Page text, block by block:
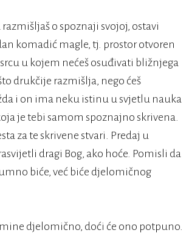
razmišljaš o spoznaji svojoj, ostavi
komadić magle, tj. prostor otvoren
u kojem nećeš osuđivati bližnjega
drukčije razmišlja, nego ćeš
i on ima neku istinu u svjetlu nauka
je tebi samom spoznajno skrivena.
za te skrivene stvari. Predaj u
dragi Bog, ako hoće. Pomisli da
biće, već biće djelomičnog
djelomično, doći će ono potpuno.